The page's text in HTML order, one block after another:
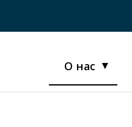
О нас